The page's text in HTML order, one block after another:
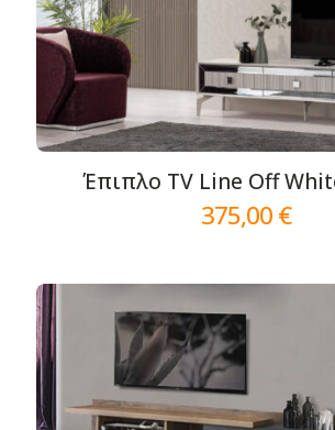
Έπιπλο TV Line Off
375,00€